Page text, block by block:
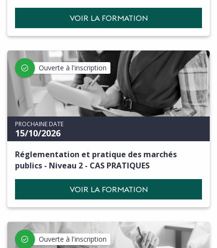
VOIR LA FORMATION
Ouverte à l'inscription
PROCHAINE DATE
15/10/2026
Réglementation et pratique des marchés
publics - Niveau 2 - CAS PRATIQUES
VOIR LA FORMATION
Ouverte à l'inscription